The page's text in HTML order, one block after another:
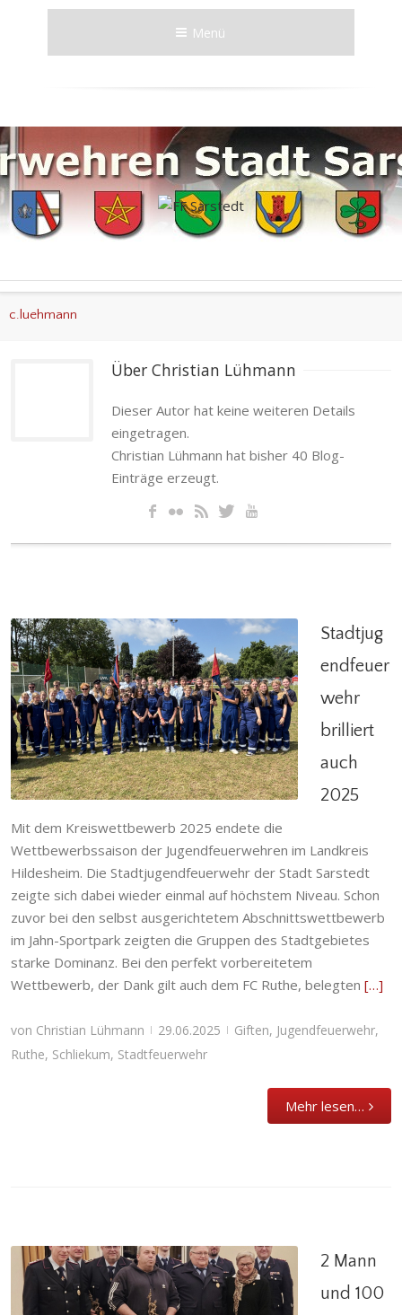
Menü
c.luehmann
Über Christian Lühmann
Dieser Autor hat keine weiteren Details
eingetragen.
Christian Lühmann hat bisher 40 Blog-
Einträge erzeugt.
Stadtjugendfeuerwehr brilliert auch 2025
Giften,Jugendfeuerwehr,Ruthe,Schliekum,
Stadtfeuerwehr
Stadtjug
endfeuer
wehr
brilliert
auch
2025
Mit dem Kreiswettbewerb 2025 endete die
Wettbewerbssaison der Jugendfeuerwehren im Landkreis
Hildesheim. Die Stadtjugendfeuerwehr der Stadt Sarstedt
zeigte sich dabei wieder einmal auf höchstem Niveau. Schon
zuvor bei den selbst ausgerichtetem Abschnittswettbewerb
im Jahn-Sportpark zeigten die Gruppen des Stadtgebietes
starke Dominanz. Bei den perfekt vorbereitetem
Wettbewerb, der Dank gilt auch dem FC Ruthe, belegten […]
von Christian Lühmann | 29.06.2025 | Giften, Jugendfeuerwehr,
Ruthe, Schliekum, Stadtfeuerwehr
Mehr lesen…
2 Mann
und 100